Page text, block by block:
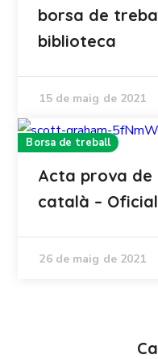
borsa de
biblioteca
15 de maig de 2021
Borsa de treball
Acta prova de
català –
26 de maig de 2021